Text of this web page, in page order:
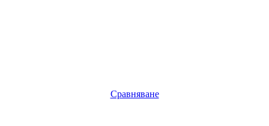
Сравняване